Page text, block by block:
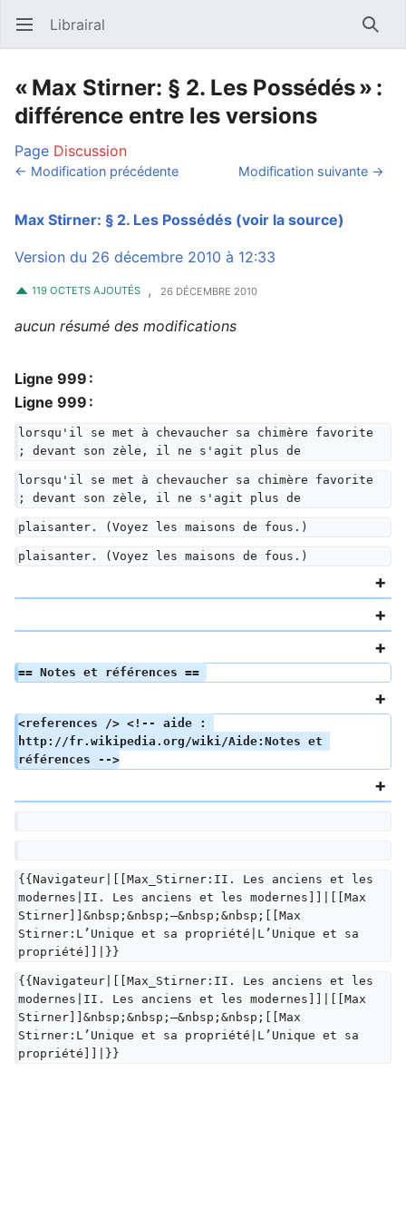
Ouvrir le menu principal Librairal
« Max Stirner: § 2. Les Possédés » :
différence entre les versions
Page Discussion
← Modification précédente Modification suivante →
Max Stirner: § 2. Les Possédés (voir la source)
Version du 26 décembre 2010 à 12:33
119 OCTETS AJOUTÉS , 26 DÉCEMBRE 2010
aucun résumé des modifications
Ligne 999 :
Ligne 999 :
lorsqu'il se met à chevaucher sa chimère favorite
; devant son zèle, il ne s'agit plus de
lorsqu'il se met à chevaucher sa chimère favorite
; devant son zèle, il ne s'agit plus de
plaisanter. (Voyez les maisons de fous.)
plaisanter. (Voyez les maisons de fous.)
== Notes et références ==
<references /> <!-- aide :
http://fr.wikipedia.org/wiki/Aide:Notes et
références -->
{{Navigateur|[[Max_Stirner:II. Les anciens et les
modernes|II. Les anciens et les modernes]]|[[Max
Stirner]]&nbsp;&nbsp;—&nbsp;&nbsp;[[Max
Stirner:L’Unique et sa propriété|L’Unique et sa
propriété]]|}}
{{Navigateur|[[Max_Stirner:II. Les anciens et les
modernes|II. Les anciens et les modernes]]|[[Max
Stirner]]&nbsp;&nbsp;—&nbsp;&nbsp;[[Max
Stirner:L’Unique et sa propriété|L’Unique et sa
propriété]]|}}